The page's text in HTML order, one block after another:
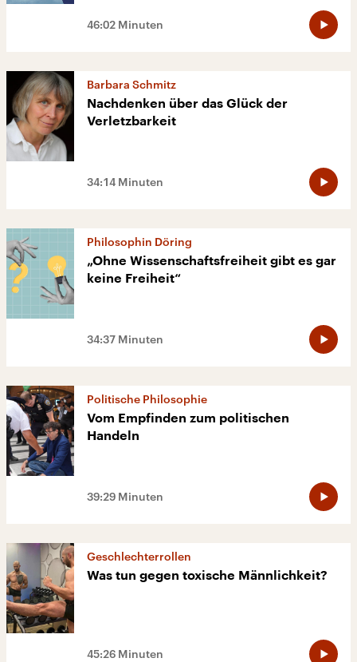
46:02 Minuten
Barbara Schmitz
Nachdenken über das Glück der
Verletzbarkeit
34:14 Minuten
Philosophin Döring
„Ohne Wissenschaftsfreiheit gibt es gar
keine Freiheit“
34:37 Minuten
Politische Philosophie
Vom Empfinden zum politischen
Handeln
39:29 Minuten
Geschlechterrollen
Was tun gegen toxische Männlichkeit?
45:26 Minuten